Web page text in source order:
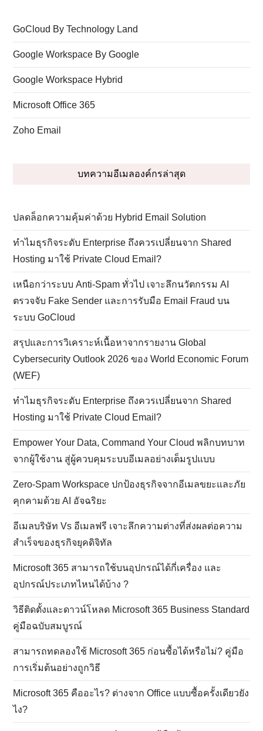
GoCloud By Technology Land
Google Workspace By Google
Google Workspace Hybrid
Microsoft Office 365
Zoho Email
บทความอีเมลองค์กรล่าสุด
ปลดล็อกความคุ้มค่าด้วย Hybrid Email Solution
ทำไมธุรกิจระดับ Enterprise ถึงควรเปลี่ยนจาก Shared
Hosting มาใช้ Private Cloud Email?
เหนือกว่าระบบ Anti-Spam ทั่วไป เจาะลึกนวัตกรรม AI
ตรวจจับ Fake Sender และการรับมือ Email Fraud บน
ระบบ GoCloud
สรุปและการวิเคราะห์เนื้อหาจากรายงาน Global
Cybersecurity Outlook 2026 ของ World Economic Forum
(WEF)
ทำไมธุรกิจระดับ Enterprise ถึงควรเปลี่ยนจาก Shared
Hosting มาใช้ Private Cloud Email?
Empower Your Data, Command Your Cloud พลิกบทบาท
จากผู้ใช้งาน สู่ผู้ควบคุมระบบอีเมลอย่างเต็มรูปแบบ
Zero-Spam Workspace ปกป้องธุรกิจจากอีเมลขยะและภัย
คุกคามด้วย AI อัจฉริยะ
อีเมลบริษัท Vs อีเมลฟรี เจาะลึกความต่างที่ส่งผลต่อความ
สำเร็จของธุรกิจยุคดิจิทัล
Microsoft 365 สามารถใช้บนอุปกรณ์ได้กี่เครื่อง และ
อุปกรณ์ประเภทไหนได้บ้าง ?
วิธีติดตั้งและดาวน์โหลด Microsoft 365 Business Standard
คู่มือฉบับสมบูรณ์
สามารถทดลองใช้ Microsoft 365 ก่อนซื้อได้หรือไม่? คู่มือ
การเริ่มต้นอย่างถูกวิธี
Microsoft 365 คืออะไร? ต่างจาก Office แบบซื้อครั้งเดียวยัง
ไง?